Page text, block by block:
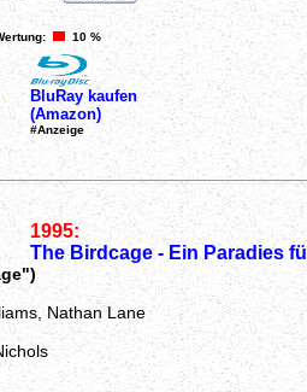
10 %
BluRay kaufen
(Amazon)
#Anzeige
1995:
The Birdcage - Ein Paradies
Nathan Lane